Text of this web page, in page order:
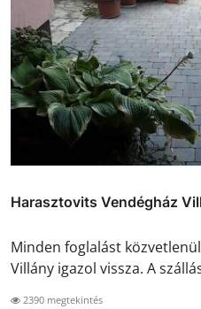
Harasztovits Vendégház
Minden foglalást
Villány igazol vissza. A
2390 megtekintés